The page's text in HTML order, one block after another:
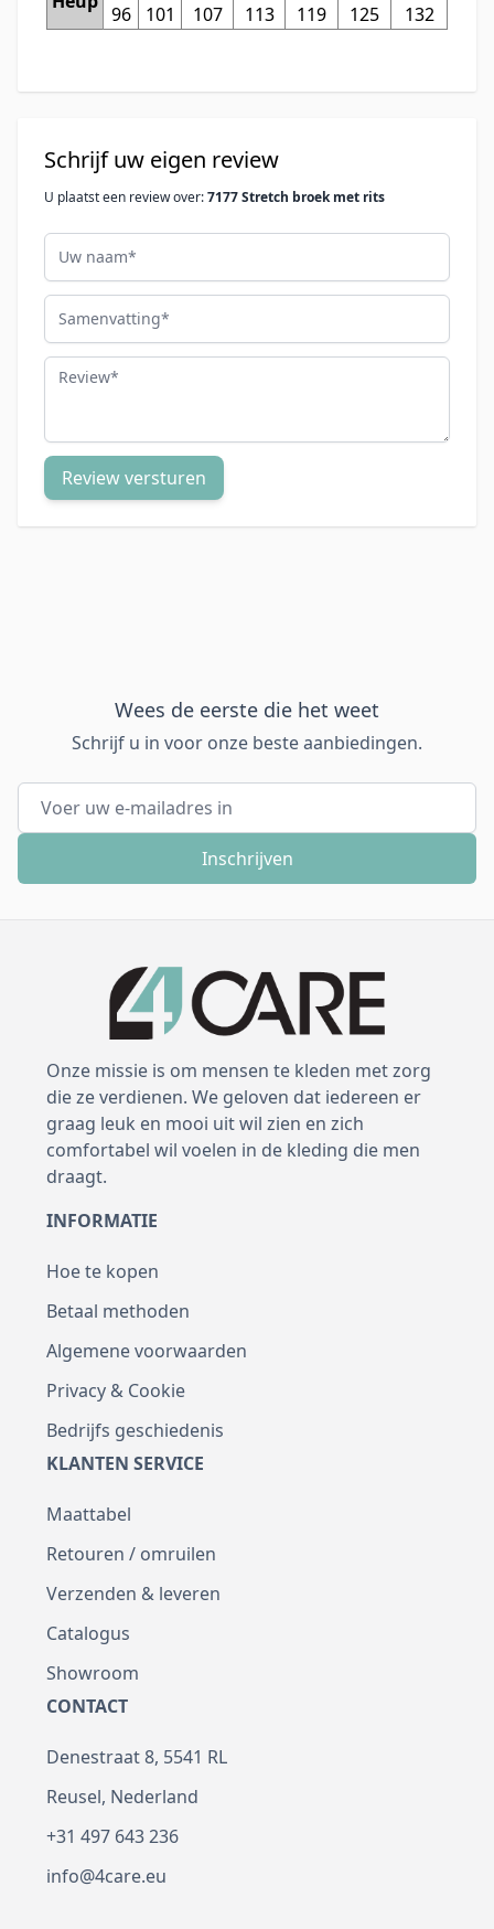
96
101
107
113
119
125
132
Schrijf uw eigen review
U plaatst een review over:7177 Stretch broek met rits
Uw naam
Samenvatting
Review
Review versturen
Wees de eerste die het weet
Schrijf u in voor onze beste aanbiedingen.
E-mail adres
Inschrijven
Onze missie is om mensen te kleden met zorg
die ze verdienen. We geloven dat iedereen er
graag leuk en mooi uit wil zien en zich
comfortabel wil voelen in de kleding die men
draagt.
INFORMATIE
Hoe te kopen
Betaal methoden
Algemene voorwaarden
Privacy & Cookie
Bedrijfs geschiedenis
KLANTEN SERVICE
Maattabel
Retouren / omruilen
Verzenden & leveren
Catalogus
Showroom
CONTACT
Denestraat 8, 5541 RL
Reusel, Nederland
+31 497 643 236
info@4care.eu